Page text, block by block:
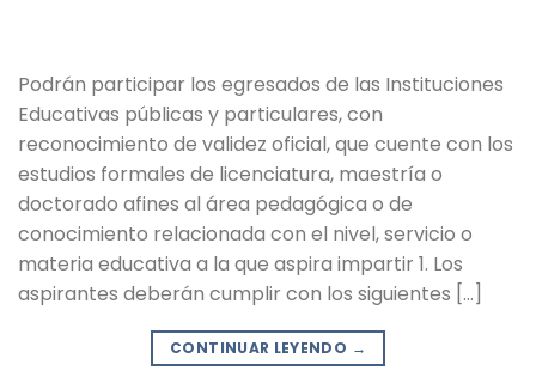
Podrán participar los egresados de las Instituciones
Educativas públicas y particulares, con
reconocimiento de validez oficial, que cuente con los
estudios formales de licenciatura, maestría o
doctorado afines al área pedagógica o de
conocimiento relacionada con el nivel, servicio o
materia educativa a la que aspira impartir 1. Los
aspirantes deberán cumplir con los siguientes […]
CONTINUAR LEYENDO →